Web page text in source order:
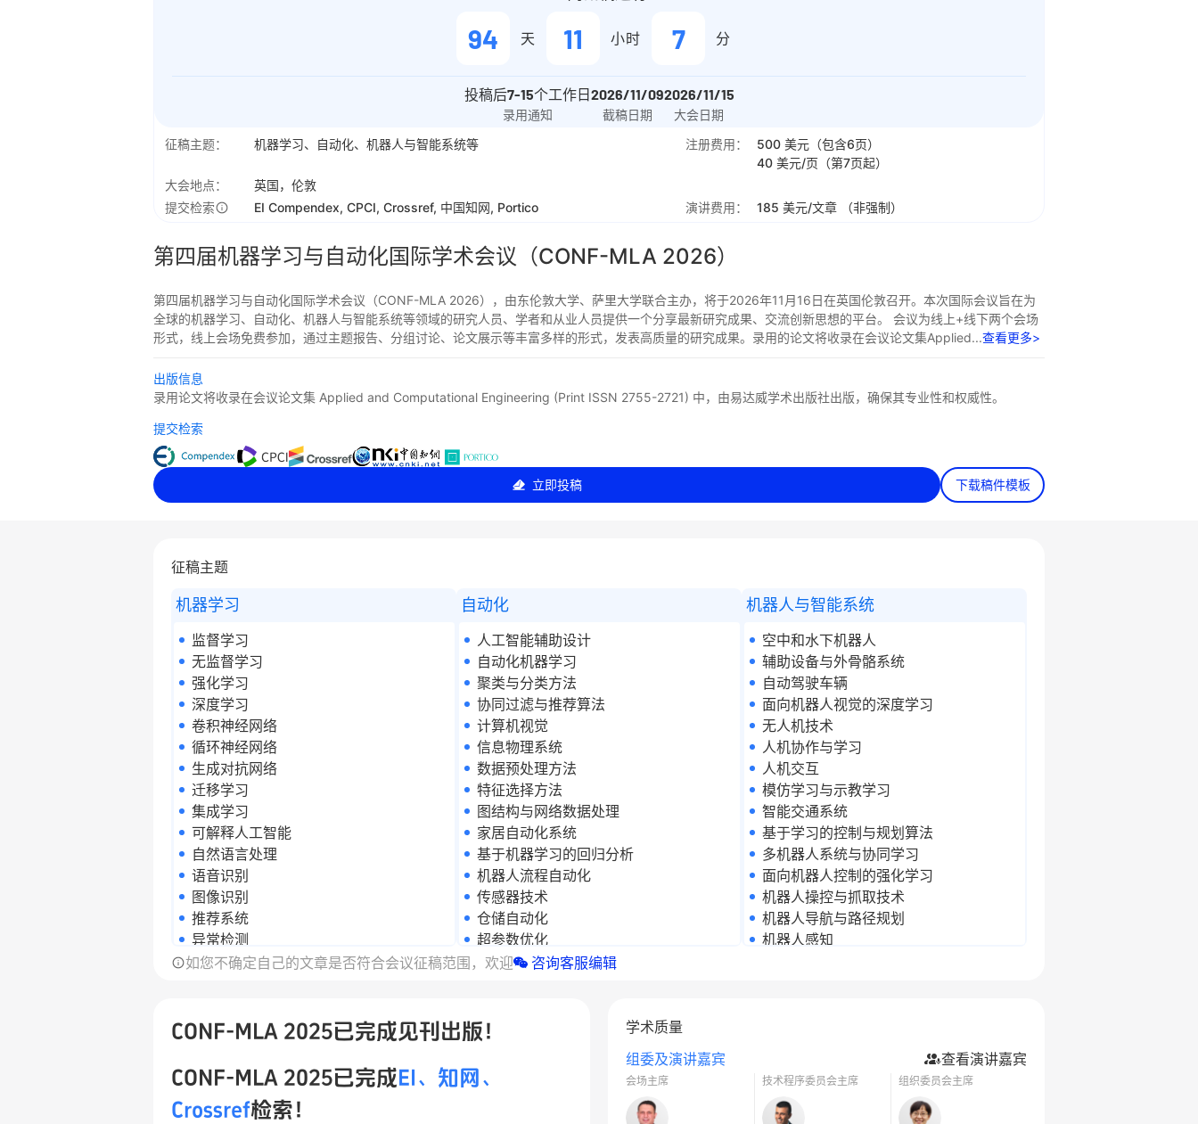
94 天 11 小时 7 分
投稿后7-15个工作日
录用通知
2026/11/09
截稿日期
2026/11/15
大会日期
征稿主题：
机器学习、自动化、机器人与智能系统等 注册费用： 500 美元（包含6页）
40 美元/页（第7页起）
大会地点：
英国，伦敦
提交检索
EI Compendex, CPCI, Crossref, 中国知网, Portico 演讲费用： 185 美元/文章 （非强制）
第四届机器学习与自动化国际学术会议 （CONF-MLA 2026）
第四届机器学习与自动化国际学术会议（CONF-MLA 2026），由东伦敦大学、萨里大学联合主办，将于2026年11月16日在英国伦敦召开。本次国际会议旨在为
全球的机器学习、自动化、机器人与智能系统等领域的研究人员、学者和从业人员提供一个分享最新研究成果、交流创新思想的平台。 会议为线上+线下两个会场
形式，线上会场免费参加，通过主题报告、分组讨论、论文展示等丰富多样的形式，发表高质量的研究成果。录用的论文将收录在会议论文集Applied...查看更多>
出版信息
录用论文将收录在会议论文集 Applied and Computational Engineering (Print ISSN 2755-2721) 中，由易达威学术出版社出版，确保其专业性和权威性。
提交检索
立即投稿 下载稿件模板
征稿主题
机器学习
监督学习
无监督学习
强化学习
深度学习
卷积神经网络
循环神经网络
生成对抗网络
迁移学习
集成学习
可解释人工智能
自然语言处理
语音识别
图像识别
推荐系统
异常检测
聚类分析
模型评估
自动化
人工智能辅助设计
自动化机器学习
聚类与分类方法
协同过滤与推荐算法
计算机视觉
信息物理系统
数据预处理方法
特征选择方法
图结构与网络数据处理
家居自动化系统
基于机器学习的回归分析
机器人流程自动化
传感器技术
仓储自动化
超参数优化
工业自动化
元学习
模型可解释性技术
模型选择策略
神经网络结构搜索
机器人与智能系统
空中和水下机器人
辅助设备与外骨骼系统
自动驾驶车辆
面向机器人视觉的深度学习
无人机技术
人机协作与学习
人机交互
模仿学习与示教学习
智能交通系统
基于学习的控制与规划算法
多机器人系统与协同学习
面向机器人控制的强化学习
机器人操控与抓取技术
机器人导航与路径规划
机器人感知
如您不确定自己的文章是否符合会议征稿范围，欢迎 咨询客服编辑
CONF-MLA 2025已完成见刊出版！
CONF-MLA 2025已完成EI、知网、
Crossref检索！
学术质量
组委及演讲嘉宾
查看演讲嘉宾
会场主席 技术程序委员会主席 组织委员会主席